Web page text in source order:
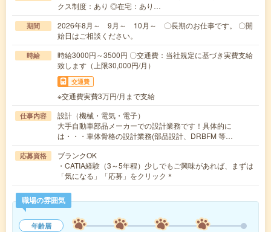
クス制度：あり ◎在宅：あり…
期間
2026年8月～ 9月～ 10月～ 〇長期のお仕事です。 〇開
始日はご相談ください。
時給
時給3000円～3500円 〇交通費：当社規定に基づき実費支給
致します（上限30,000円/月）
交通費
※交通費実費3万円/月まで支給
仕事内容
設計（機械・電気・電子）
大手自動車部品メーカーでの設計業務です！具体的に
は・・・車体骨格の設計業務(部品設計、DRBFM 等…
応募資格
ブランクOK
・CATIA経験（3～5年程）少しでもご興味があれば、まずは
「気になる」「応募」をクリック＊
職場の雰囲気
年齢層